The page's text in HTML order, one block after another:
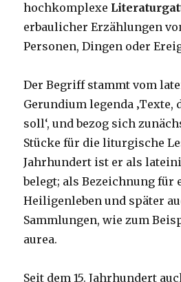
hochkomplexe
erbaulicher Erzählungen
Personen, Dingen oder
Der Begriff stammt vom
Gerundium legenda ‚Texte,
soll‘, und bezog sich
Stücke für die liturgische
Jahrhundert ist er als
belegt; als Bezeichnung für
Heiligenleben und später
Sammlungen, wie zum
aurea.
Seit dem 15. Jahrhundert